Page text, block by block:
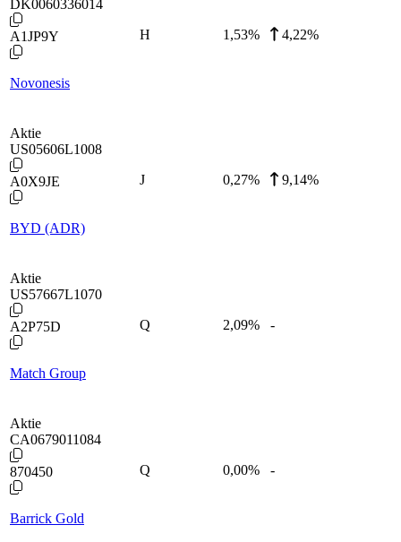
DK0060336014
A1JP9Y
Novonesis
H 1,53% 4,22%
Aktie
US05606L1008
A0X9JE
BYD (ADR)
J 0,27% 9,14%
Aktie
US57667L1070
A2P75D
Match Group
Q 2,09% -
Aktie
CA0679011084
870450
Barrick Gold
Q 0,00% -